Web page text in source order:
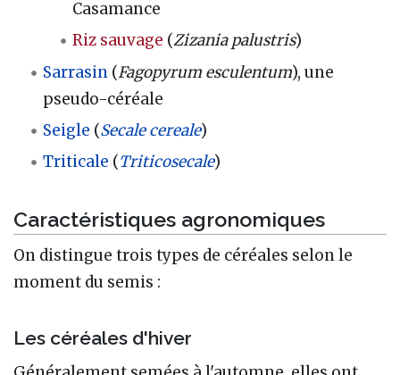
Casamance
Riz sauvage (Zizania palustris)
Sarrasin (Fagopyrum esculentum), une
pseudo-céréale
Seigle (Secale cereale)
Triticale (Triticosecale)
Caractéristiques agronomiques
On distingue trois types de céréales selon le
moment du semis :
Les céréales d'hiver